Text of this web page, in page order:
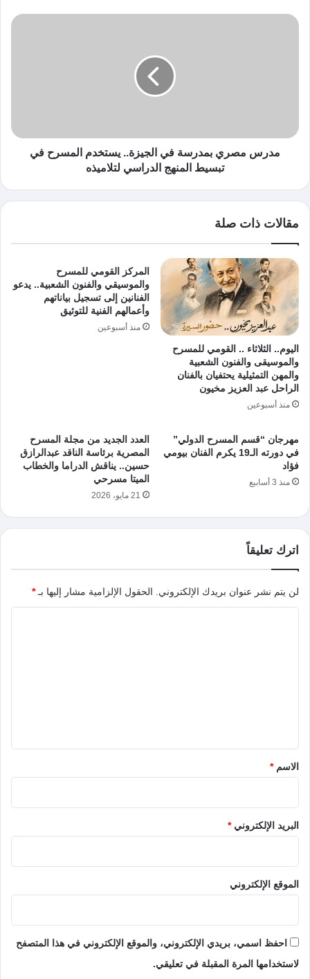
مدرس مصري بمدرسة في الجيزة.. يستخدم المسرح في
تبسيط المنهج الدراسي لتلاميذه
مقالات ذات صلة
اليوم.. الثلاثاء .. القومي للمسرح
والموسيقى والفنون الشعبية
والمهن التمثيلية يحتفيان بالفنان
الراحل عبد العزيز مخيون
منذ أسبوعين
المركز القومي للمسرح
والموسيقي والفنون الشعبية.. يدعو
الفنانين إلى تسجيل بياناتهم
وأعمالهم الفنية للتوثيق
منذ أسبوعين
مهرجان “قسم المسرح الدولي”
في دورته الـ19 يكرم الفنان بيومي
فؤاد
منذ 3 أسابيع
العدد الجديد من مجلة المسرح
المصرية برئاسة الناقد عبدالرازق
حسين.. يناقش الدراما والخطاب
الميتا مسرحي
21 مايو، 2026
اترك تعليقاً
لن يتم نشر عنوان بريدك الإلكتروني. الحقول الإلزامية مشار إليها بـ*
*الاسم*
البريد الإلكتروني*
الموقع الإلكتروني
احفظ اسمي، بريدي الإلكتروني، والموقع الإلكتروني في هذا المتصفح
لاستخدامها المرة المقبلة في تعليقي.